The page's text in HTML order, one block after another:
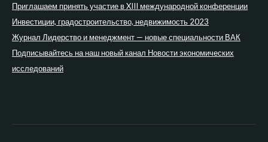
Приглашаем принять участие в XIII международной конференции
Инвестиции, градостроительство, недвижимость 2023
Журнал Лидерство и менеджмент — новые специальности ВАК
Подписывайтесь на наш новый канал Новости экономических
исследований